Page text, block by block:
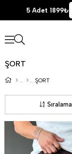
5 Adet 1899₺
ŞORT
ŞORT
Sıralama